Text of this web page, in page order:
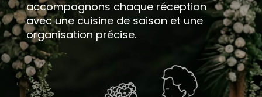
accompagnons chaque réception
avec une cuisine de saison et une
organisation précise.